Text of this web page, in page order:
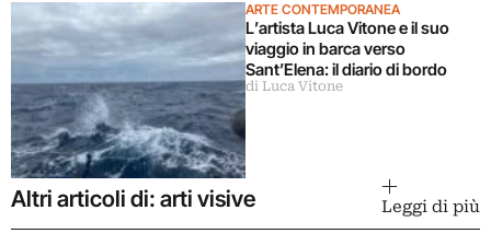
ARTE CONTEMPORANEA
L’artista Luca Vitone e il suo
viaggio in barca verso
Sant’Elena: il diario di bordo
di Luca Vitone
Altri articoli di: arti visive Leggi di più